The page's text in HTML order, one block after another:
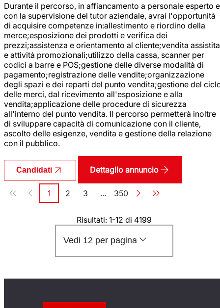
Durante il percorso, in affiancamento a personale esperto e
con la supervisione del tutor aziendale, avrai l'opportunità
di acquisire competenze in:allestimento e riordino della
merce;esposizione dei prodotti e verifica dei
prezzi;assistenza e orientamento al cliente;vendita assistita
e attività promozionali;utilizzo della cassa, scanner per
codici a barre e POS;gestione delle diverse modalità di
pagamento;registrazione delle vendite;organizzazione
degli spazi e dei reparti del punto vendita;gestione del
delle merci, dal ricevimento all'esposizione e alla
vendita;applicazione delle procedure di sicurezza
all'interno del punto vendita. Il percorso permetterà inoltre
di sviluppare capacità di comunicazione con il cliente,
ascolto delle esigenze, vendita e gestione della relazione
con il pubblico.
Candidati Dettaglio annuncio
Paginazione
Pagina
1 Pagina
2 Pagina
3 ... Pagina
350
Risultati: 1-12 di 4199
Vedi 12 per pagina